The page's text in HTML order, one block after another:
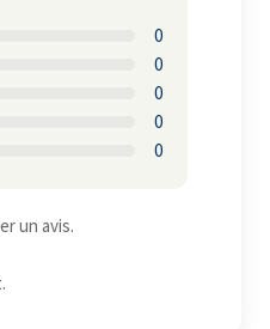
0
0
0
0
0
un avis.